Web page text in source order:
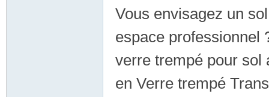
Vous envisagez un
espace professionnel
verre trempé pour sol
en Verre trempé